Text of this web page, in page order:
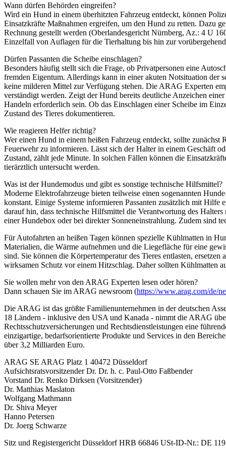
Wann dürfen Behörden eingreifen?
Wird ein Hund in einem überhitzten Fahrzeug entdeckt, können
Einsatzkräfte Maßnahmen ergreifen, um den Hund zu retten. Dazu
Rechnung gestellt werden (Oberlandesgericht Nürnberg, Az.: 4 U
Einzelfall von Auflagen für die Tierhaltung bis hin zur
Dürfen Passanten die Scheibe einschlagen?
Besonders häufig stellt sich die Frage, ob Privatpersonen eine
fremden Eigentum. Allerdings kann in einer akuten Notsituation der
keine milderen Mittel zur Verfügung stehen. Die ARAG Experten
verständigt werden. Zeigt der Hund bereits deutliche Anzeichen
Handeln erforderlich sein. Ob das Einschlagen einer Scheibe im
Zustand des Tieres dokumentieren.
Wie reagieren Helfer richtig?
Wer einen Hund in einem heißen Fahrzeug entdeckt, sollte
Feuerwehr zu informieren. Lässt sich der Halter in einem Geschäft
Zustand, zählt jede Minute. In solchen Fällen können die
tierärztlich untersucht werden.
Was ist der Hundemodus und gibt es sonstige technische Hilfsmittel?
Moderne Elektrofahrzeuge bieten teilweise einen sogenannten
konstant. Einige Systeme informieren Passanten zusätzlich mit
darauf hin, dass technische Hilfsmittel die Verantwortung des
einer Hundebox oder bei direkter Sonneneinstrahlung. Zudem sind
Für Autofahrten an heißen Tagen können spezielle Kühlmatten in
Materialien, die Wärme aufnehmen und die Liegefläche für eine
sind. Sie können die Körpertemperatur des Tieres entlasten,
wirksamen Schutz vor einem Hitzschlag. Daher sollten Kühlmatten
Sie wollen mehr von den ARAG Experten lesen oder hören?
Dann schauen Sie im ARAG newsroom (https://www.arag.com/de/
Die ARAG ist das größte Familienunternehmen in der deutschen
18 Ländern - inklusive den USA und Kanada - nimmt die ARAG
Rechtsschutzversicherungen und Rechtsdienstleistungen eine
einzigartige, bedarfsorientierte Produkte und Services in den
über 3,2 Milliarden Euro.
ARAG SE ARAG Platz 1 40472 Düsseldorf
Aufsichtsratsvorsitzender Dr. Dr. h. c. Paul-Otto Faßbender
Vorstand Dr. Renko Dirksen (Vorsitzender)
Dr. Matthias Maslaton
Wolfgang Mathmann
Dr. Shiva Meyer
Hanno Petersen
Dr. Joerg Schwarze
Sitz und Registergericht Düsseldorf HRB 66846 USt-ID-Nr.: DE